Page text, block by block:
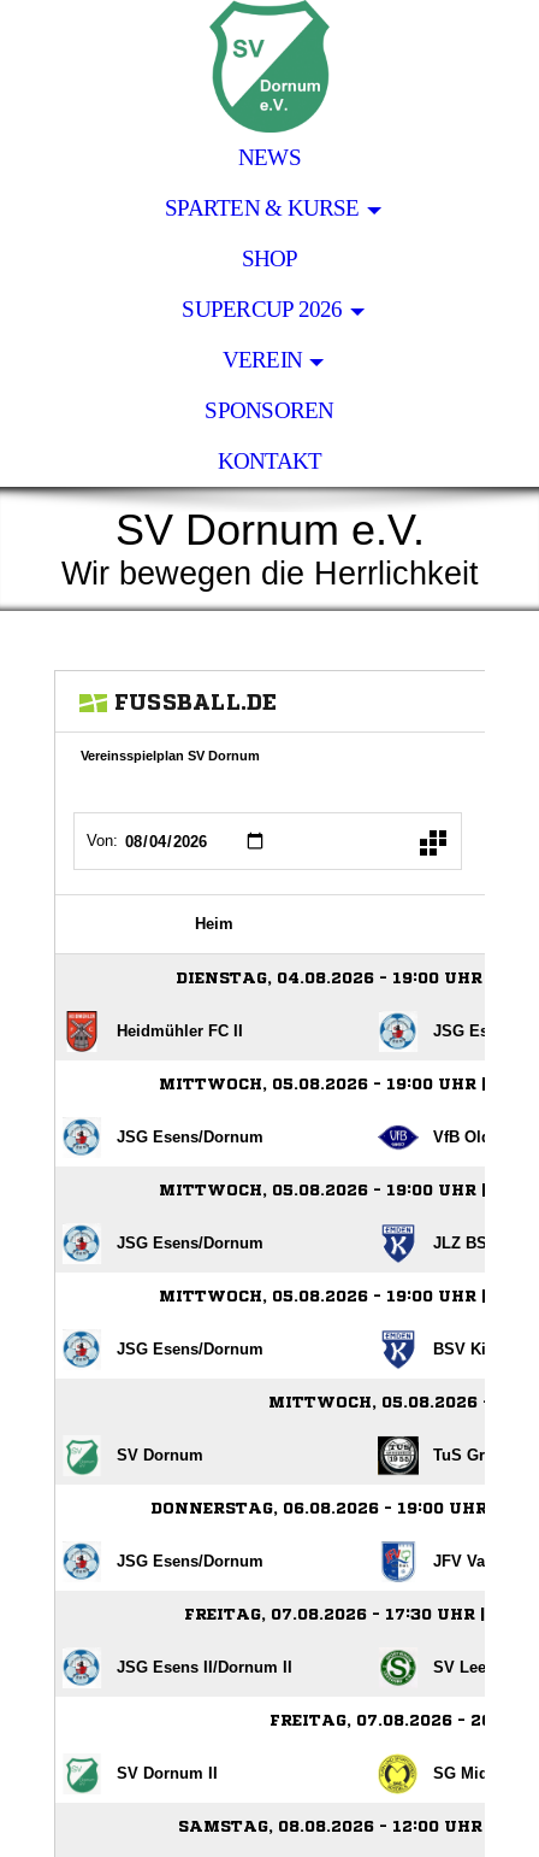
NEWS
SPARTEN & KURSE
SHOP
SUPERCUP 2026
VEREIN
SPONSOREN
KONTAKT
SV Dornum e.V.
Wir bewegen die Herrlichkeit